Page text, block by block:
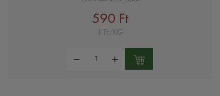
590 Ft
1 Ft/KG